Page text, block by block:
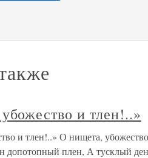
и тлен!..»
и тлен!..» О нищета,
допотопный плен, А тусклый